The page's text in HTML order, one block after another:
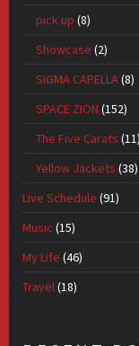
pick up (8)
Showcase (2)
SIGMA CAPELLA(8)
SPACE ZION (152)
The Five Carats (11)
Yellow Jackets (38)
Live Schedule (91)
Music (15)
My Life (46)
Travel(18)